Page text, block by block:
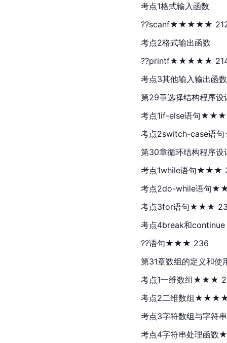
考点1格式输入函数
??scanf★★★★★
考点2格式输出函数
??printf★★★★★
考点3其他输入输出
第29章选择结构程序设
考点1if-else语句
考点2switch-case
第30章循环结构程序
考点1while语句★★★
考点2do-while语句
考点3for语句★★★
考点4break和continue
??语句★★★ 236
第31章数组的定义和使
考点1一维数组★★★
考点2二维数组
考点3字符数组与字
考点4字符串处理函